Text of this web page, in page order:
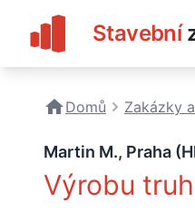
Stavební
Domů Zakázky
Martin M., Praha
Výrobu